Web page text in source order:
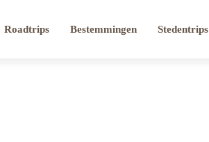
Roadtrips Bestemmingen Stedentrips